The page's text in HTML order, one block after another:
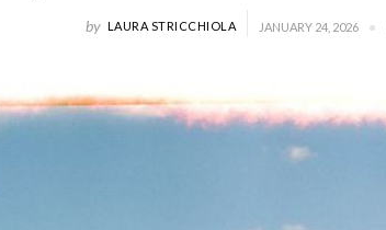
by LAURA STRICCHIOLA JANUARY 24, 2026